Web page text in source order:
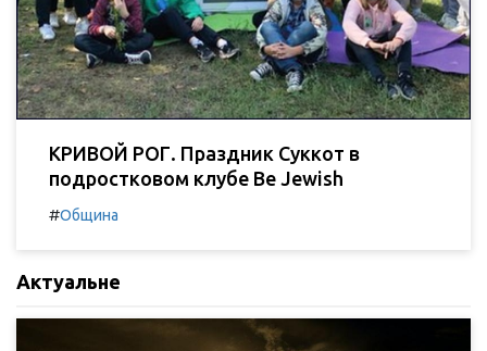
КРИВОЙ РОГ. Праздник Суккот в
подростковом клубе Be Jewish
#Община
Актуальне